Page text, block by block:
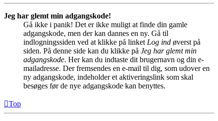
Jeg har glemt min adgangskode!
Gå ikke i panik! Det er ikke muligt at finde din gamle
adgangskode, men der kan dannes en ny. Gå til
indlogningssiden ved at klikke på linket Log ind øverst på
siden. På denne side kan du klikke på Jeg har glemt min
adgangskode. Her kan du indtaste dit brugernavn og din e-
mailadresse. Der fremsendes en e-mail til dig, som udover en
ny adgangskode, indeholder et aktiveringslink som skal
besøges før de nye adgangskode kan benyttes.
Top